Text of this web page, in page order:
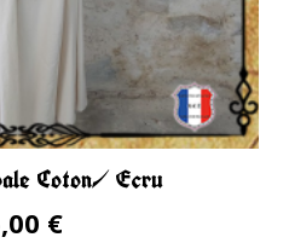
Coton/ Ecru
€